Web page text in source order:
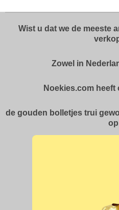
Wist u dat we de meeste
Zowel in
Noekies.com heeft
de gouden bolletjes trui